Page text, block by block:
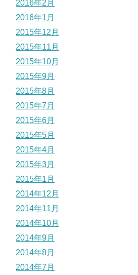
2016年2月
2016年1月
2015年12月
2015年11月
2015年10月
2015年9月
2015年8月
2015年7月
2015年6月
2015年5月
2015年4月
2015年3月
2015年1月
2014年12月
2014年11月
2014年10月
2014年9月
2014年8月
2014年7月